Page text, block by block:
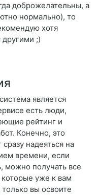
доброжелательны, а
нормально), то
хотя
другими ;)
является
есть люди,
рейтинг и
Конечно, это
надеяться на
времени, если
можно получать все
которые уже к вам
вы освоите